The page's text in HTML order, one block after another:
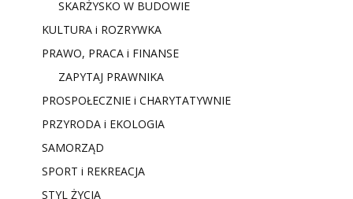
SKARŻYSKO W BUDOWIE
KULTURA i ROZRYWKA
PRAWO, PRACA i FINANSE
ZAPYTAJ PRAWNIKA
PROSPOŁECZNIE i CHARYTATYWNIE
PRZYRODA i EKOLOGIA
SAMORZĄD
SPORT i REKREACJA
STYL ŻYCIA